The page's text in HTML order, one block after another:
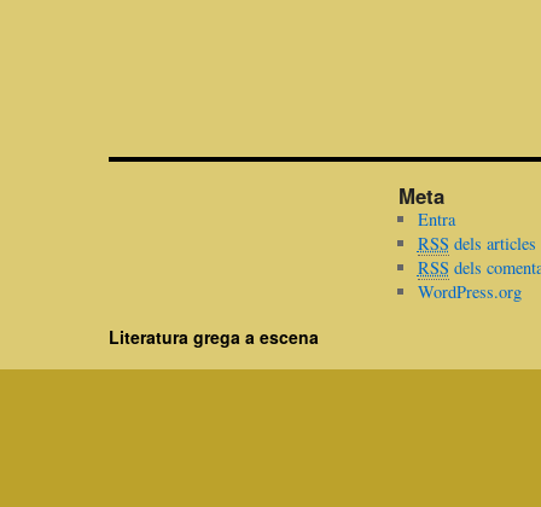
Meta
Entra
RSS dels articles
RSS dels
WordPress.org
Literatura grega a escena